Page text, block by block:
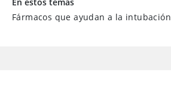
Fármacos que ayudan a la intubación